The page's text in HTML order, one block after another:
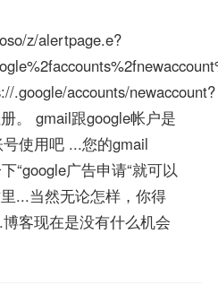
z/alertpage.e?
.google/accounts/newaccount?
。 gmail跟google帐户是
使用吧 ...您的gmail
“google广告申请“就可以
...当然无论怎样，你得
客现在是没有什么机会